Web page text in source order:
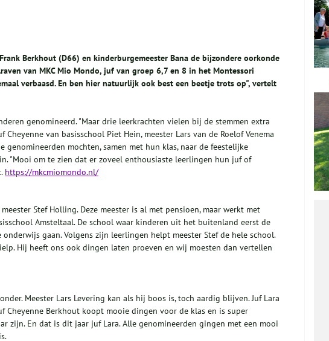
Berkhout (D66) en kinderburgemeester Bana de bijzondere oorkonde
van MKC Mio Mondo, juf van groep 6,7 en 8 in het Montessori
verbaasd. En ben hier natuurlijk ook best een beetje trots op", vertelt
genomineerd. "Maar drie leerkrachten vielen bij de stemmen extra
van basisschool Piet Hein, meester Lars van de Roelof Venema
genomineerden mochten, samen met hun klas, naar de feestelijke
"Mooi om te zien dat er zoveel enthousiaste leerlingen hun juf of
https://mkcmiomondo.nl/
Stef Holling. Deze meester is al met pensioen, maar werkt met
Amsteltaal. De school waar kinderen uit het buitenland eerst de
gaan. Volgens zijn leerlingen helpt meester Stef de hele school.
Hij heeft ons ook dingen laten proeven en wij moesten dan vertellen
Meester Lars Levering kan als hij boos is, toch aardig blijven. Juf Lara
Berkhout koopt mooie dingen voor de klas en is super
zijn. En dat is dit jaar juf Lara. Alle genomineerden gingen met een mooi